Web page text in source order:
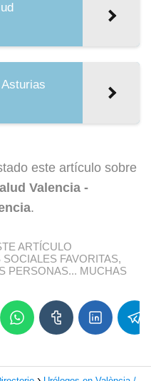
este artículo sobre
Valencia -
.
ARTÍCULO
FAVORITAS,
PERSONAS... MUCHAS